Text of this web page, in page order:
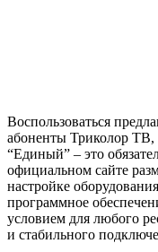
Воспользоваться
абоненты Триколор
“Единый” – это
официальном сайте
настройке
программное
условием для любого
и стабильного